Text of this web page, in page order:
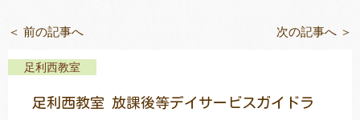
教室一覧
＜ 前の記事へ 次の記事へ ＞
足利西教室
足利西教室 放課後等デイサービスガイドラ